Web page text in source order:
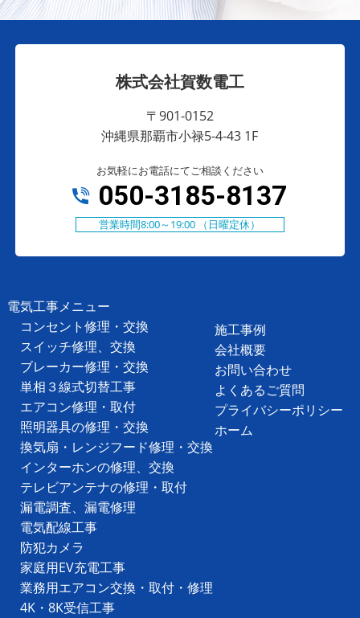
株式会社賀数電工
〒901-0152
沖縄県那覇市小禄5-4-43 1F
お気軽にお電話にてご相談ください
050-3185-8137
営業時間8:00～19:00 （日曜定休）
電気工事メニュー
コンセント修理・交換
スイッチ修理、交換
ブレーカー修理・交換
単相３線式切替工事
エアコン修理・取付
照明器具の修理・交換
換気扇・レンジフード修理・交換
インターホンの修理、交換
テレビアンテナの修理・取付
漏電調査、漏電修理
電気配線工事
防犯カメラ
家庭用EV充電工事
業務用エアコン交換・取付・修理
4K・8K受信工事
施工事例
会社概要
お問い合わせ
よくあるご質問
プライバシーポリシー
ホーム